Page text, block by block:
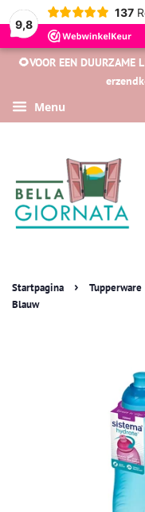
9,8
137
🌻VOOR EEN DUURZAME
Menu
Startpagina › Tupperware
Blauw